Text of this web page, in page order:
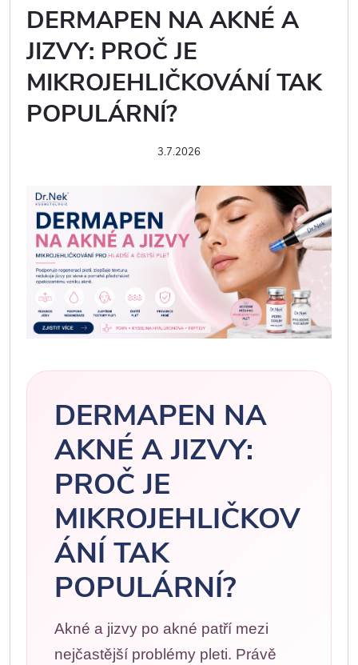
DERMAPEN NA AKNÉ A
JIZVY: PROČ JE
MIKROJEHLIČKOVÁNÍ TAK
POPULÁRNÍ?
3.7.2026
DERMAPEN NA
AKNÉ A JIZVY:
PROČ JE
MIKROJEHLIČKOV
ÁNÍ TAK
POPULÁRNÍ?
Akné a jizvy po akné patří mezi
nejčastější problémy pleti. Právě